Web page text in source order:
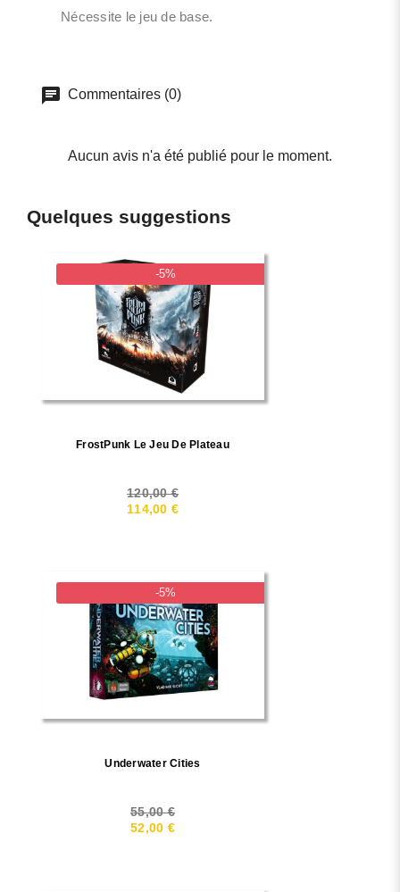
Nécessite le jeu de base.
Commentaires (0)
Aucun avis n'a été publié pour le moment.
Quelques suggestions
-5%
FrostPunk Le Jeu De Plateau
120,00 €
114,00 €
-5%
Underwater Cities
55,00 €
52,00 €